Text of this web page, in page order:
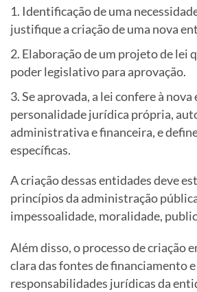
Identificação de uma
justifique a criação de uma nova
Elaboração de um projeto de lei
poder legislativo para aprovação.
Se aprovada, a lei confere à
personalidade jurídica própria,
administrativa e financeira, e
específicas.
A criação dessas entidades deve
princípios da administração
impessoalidade, moralidade,
Além disso, o processo de criação
clara das fontes de financiamento e
responsabilidades jurídicas da